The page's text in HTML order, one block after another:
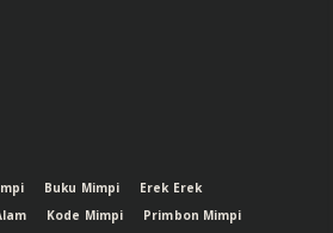
Buku Mimpi
Erek Erek
Kode Mimpi
Primbon Mimpi